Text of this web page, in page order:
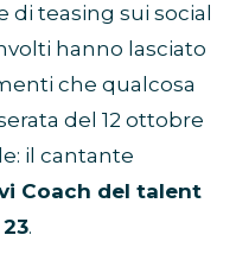
di teasing sui social
hanno lasciato
che qualcosa
del 12 ottobre
il cantante
Coach del talent
.